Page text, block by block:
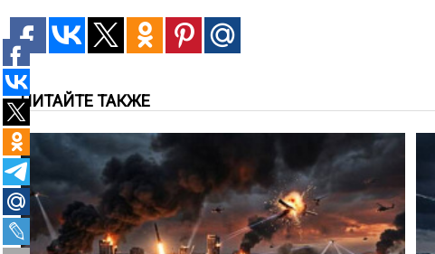
ЧИТАЙТЕ ТАКЖЕ